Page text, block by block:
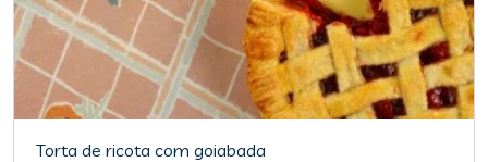
Torta de ricota com goiabada